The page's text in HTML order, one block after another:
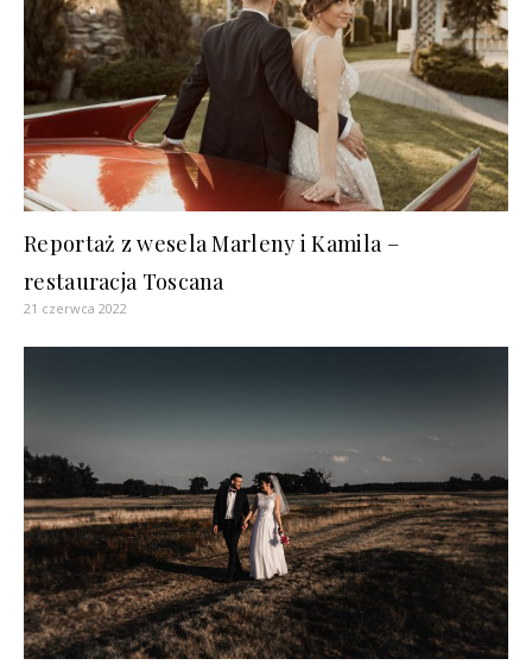
Reportaż z wesela Marleny i Kamila –
restauracja Toscana
21 czerwca 2022